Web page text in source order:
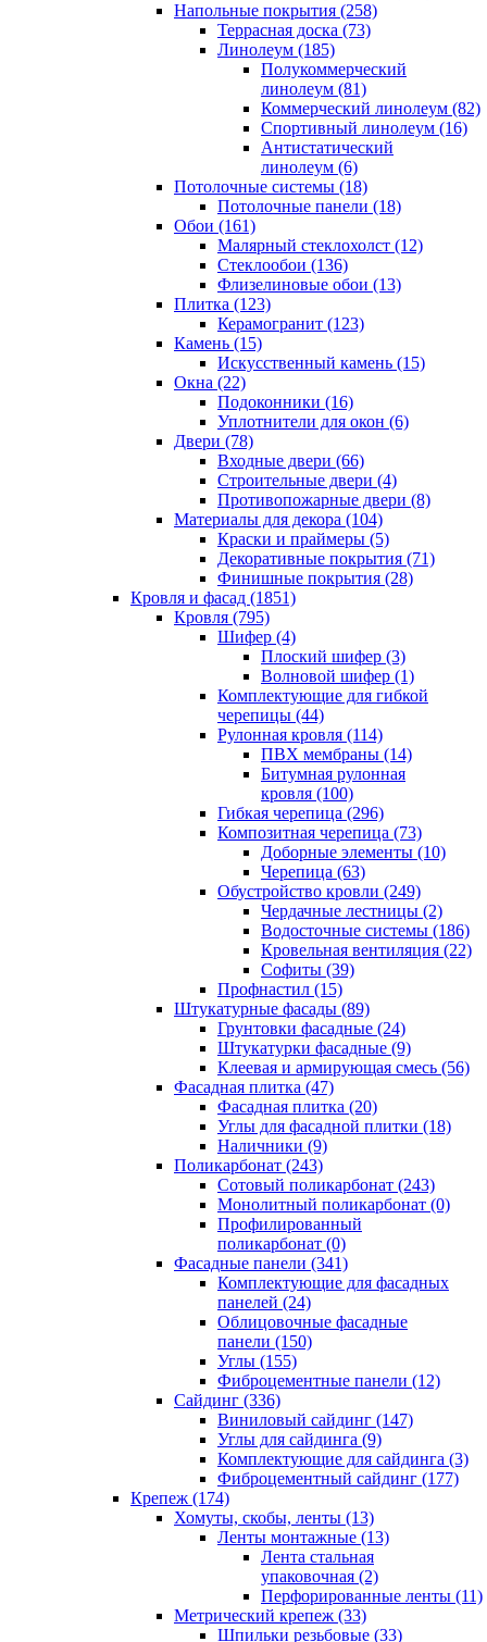
Напольные покрытия (258)
Террасная доска (73)
Линолеум (185)
Полукоммерческий
линолеум (81)
Коммерческий линолеум (82)
Спортивный линолеум (16)
Антистатический
линолеум (6)
Потолочные системы (18)
Потолочные панели (18)
Обои (161)
Малярный стеклохолст (12)
Стеклообои (136)
Флизелиновые обои (13)
Плитка (123)
Керамогранит (123)
Камень (15)
Искусственный камень (15)
Окна (22)
Подоконники (16)
Уплотнители для окон (6)
Двери (78)
Входные двери (66)
Строительные двери (4)
Противопожарные двери (8)
Материалы для декора (104)
Краски и праймеры (5)
Декоративные покрытия (71)
Финишные покрытия (28)
Кровля и фасад (1851)
Кровля (795)
Шифер (4)
Плоский шифер (3)
Волновой шифер (1)
Комплектующие для гибкой
черепицы (44)
Рулонная кровля (114)
ПВХ мембраны (14)
Битумная рулонная
кровля (100)
Гибкая черепица (296)
Композитная черепица (73)
Доборные элементы (10)
Черепица (63)
Обустройство кровли (249)
Чердачные лестницы (2)
Водосточные системы (186)
Кровельная вентиляция (22)
Cофиты (39)
Профнастил (15)
Штукатурные фасады (89)
Грунтовки фасадные (24)
Штукатурки фасадные (9)
Клеевая и армирующая смесь (56)
Фасадная плитка (47)
Фасадная плитка (20)
Углы для фасадной плитки (18)
Наличники (9)
Поликарбонат (243)
Сотовый поликарбонат (243)
Монолитный поликарбонат (0)
Профилированный
поликарбонат (0)
Фасадные панели (341)
Комплектующие для фасадных
панелей (24)
Облицовочные фасадные
панели (150)
Углы (155)
Фиброцементные панели (12)
Сайдинг (336)
Виниловый сайдинг (147)
Углы для сайдинга (9)
Комплектующие для сайдинга (3)
Фиброцементный сайдинг (177)
Крепеж (174)
Хомуты, скобы, ленты (13)
Ленты монтажные (13)
Лента стальная
упаковочная (2)
Перфорированные ленты (11)
Метрический крепеж (33)
Шпильки резьбовые (33)